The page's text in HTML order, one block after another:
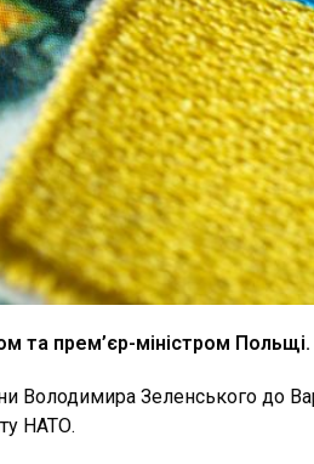
та прем’єр-міністром Польщі.
Володимира Зеленського до
НАТО.